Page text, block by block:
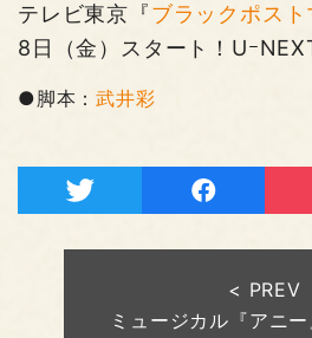
テレビ東京『ブラックポスト
8日（金）スタート！Uｰ
●脚本：武井彩
< PREV
ミュージカル『アニ